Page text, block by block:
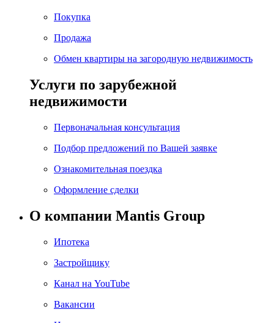
Покупка
Продажа
Обмен квартиры на загородную недвижимость
Услуги по зарубежной
недвижимости
Первоначальная консультация
Подбор предложений по Вашей заявке
Ознакомительная поездка
Оформление сделки
О компании Mantis Group
Ипотека
Застройщику
Канал на YouTube
Вакансии